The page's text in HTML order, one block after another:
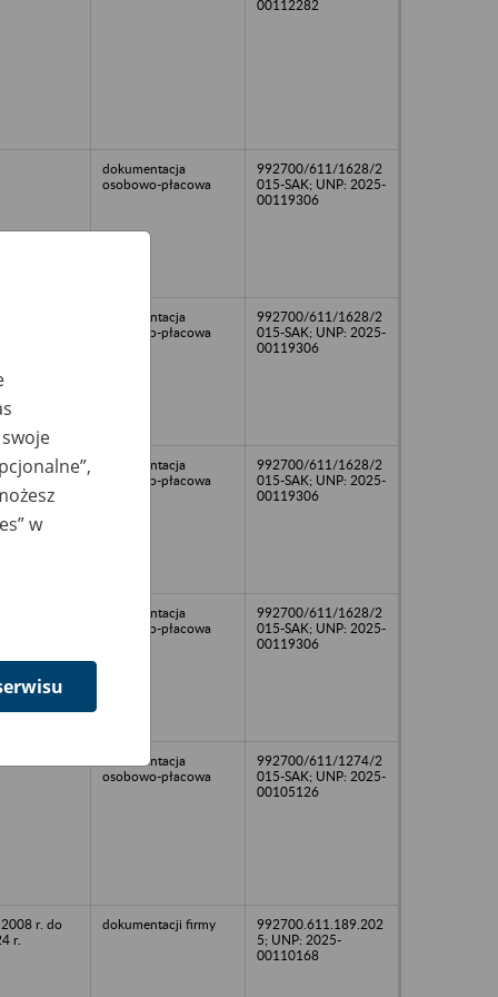
00112282
dokumentacja
osobowo-płacowa
992700/611/1628/2
015-SAK; UNP: 2025-
00119306
dokumentacja
osobowo-płacowa
992700/611/1628/2
015-SAK; UNP: 2025-
00119306
dokumentacja
osobowo-płacowa
992700/611/1628/2
015-SAK; UNP: 2025-
00119306
dokumentacja
osobowo-płacowa
992700/611/1628/2
015-SAK; UNP: 2025-
00119306
dokumentacja
osobowo-płacowa
992700/611/1274/2
015-SAK; UNP: 2025-
00105126
r. do
r.
dokumentacji firmy
992700.611.189.202
5; UNP: 2025-
00110168
w